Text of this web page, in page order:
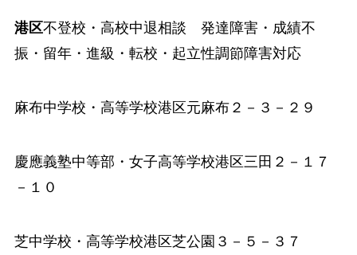
港区不登校・高校中退相談 発達障害・成績不
振・留年・進級・転校・起立性調節障害対応
麻布中学校・高等学校港区元麻布２－３－２９
慶應義塾中等部 ・女子高等学校港区三田２－１７
－１０
芝中学校 ・高等学校港区芝公園３－５－３７